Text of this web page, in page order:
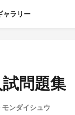
ャラリー
問題集
モンダイシュウ